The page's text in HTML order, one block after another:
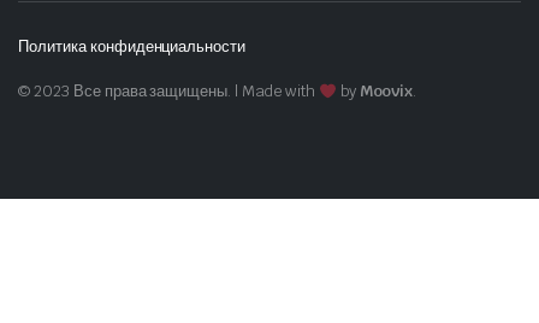
Политика конфиденциальности
© 2023 Все права защищены. | Made with by Moovix.